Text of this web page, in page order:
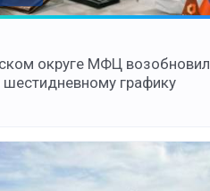
округе МФЦ возобновил
шестидневному графику